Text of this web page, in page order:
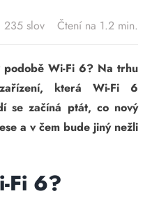
Dostupnost
Kontakt
235 slov Čtení na 1.2 min.
podobě Wi-Fi 6? Na trhu
která Wi-Fi 6
se začíná ptát, co nový
a v čem bude jiný nežli
Fi 6?